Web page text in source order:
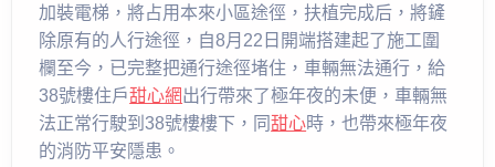
加裝電梯，將占用本來小區途徑，扶植完成后，將鏟
除原有的人行途徑，自8月22日開端搭建起了施工圍
欄至今，已完整把通行途徑堵住，車輛無法通行，給
38號樓住戶甜心網出行帶來了極年夜的未便，車輛無
法正常行駛到38號樓樓下，同甜心時，也帶來極年夜
的消防平安隱患。